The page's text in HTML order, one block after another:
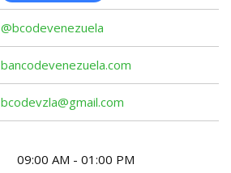
@bcodevenezuela
bancodevenezuela.com
bcodevzla@gmail.com
09:00 AM - 01:00 PM